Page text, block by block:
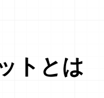
トとは